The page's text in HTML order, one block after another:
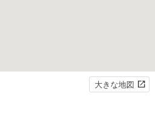
大きな地図